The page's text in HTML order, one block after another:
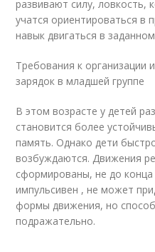
развивают силу, ловкость,
учатся ориентироваться в
навык двигаться в
Требования к организации
зарядок в младшей группе
В этом возрасте у детей
становится более
память. Однако дети
возбуждаются. Движения
сформированы, не до
импульсивен , не может
формы движения, но
подражательно.